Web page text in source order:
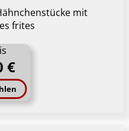
mit
frites
€